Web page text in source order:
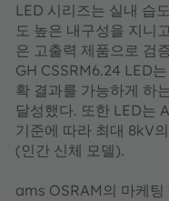
LED 시리즈는 실내 습
도 높은 내구성을 지니
은 고출력 제품으로 검
GH CSSRM6.24 LED
확 결과를 가능하게 하
달성했다. 또한 LED
기준에 따라 최대 8kV
(인간 신체 모델).
ams OSRAM의 마케